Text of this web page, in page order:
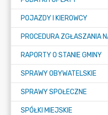
POJAZDY I KIEROWCY
RAPORTY O STANIE GMINY
SPRAWY OBYWATELSKIE
SPRAWY SPOŁECZNE
SPÓŁKI MIEJSKIE